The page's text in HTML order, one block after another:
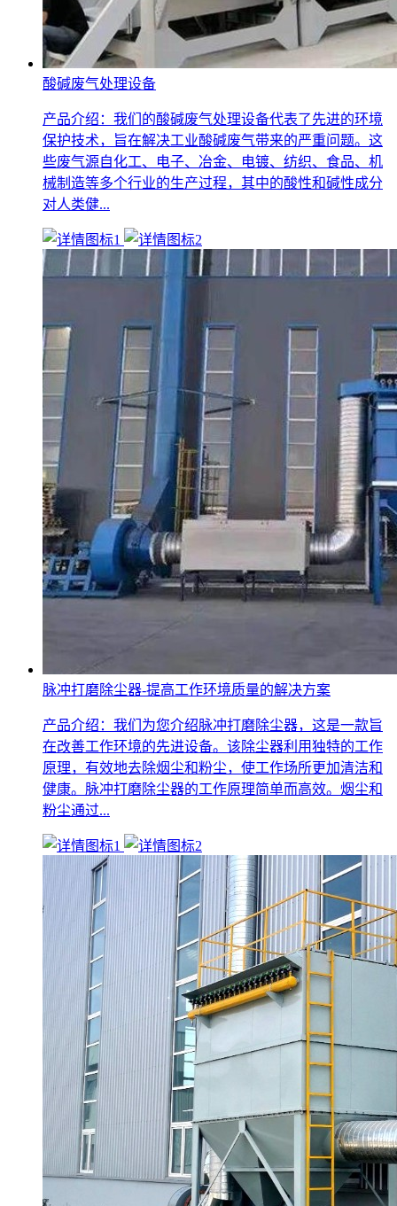
酸碱废气处理设备
产品介绍：我们的酸碱废气处理设备代表了先进的环境
保护技术，旨在解决工业酸碱废气带来的严重问题。这
些废气源自化工、电子、冶金、电镀、纺织、食品、机
械制造等多个行业的生产过程，其中的酸性和碱性成分
对人类健...
脉冲打磨除尘器-提高工作环境质量的解决方案
产品介绍：我们为您介绍脉冲打磨除尘器，这是一款旨
在改善工作环境的先进设备。该除尘器利用独特的工作
原理，有效地去除烟尘和粉尘，使工作场所更加清洁和
健康。脉冲打磨除尘器的工作原理简单而高效。烟尘和
粉尘通过...